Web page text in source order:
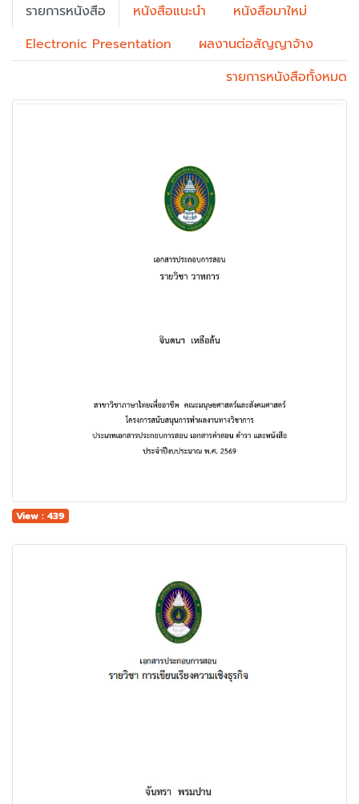
รายการหนังสือ หนังสือแนะนำ
หนังสือมาใหม่
Electronic Presentation
ผลงานต่อสัญญาจ้าง
รายการหนังสือทั้งหมด
View : 439